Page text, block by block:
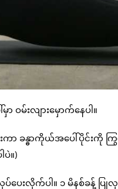
ဝမ်းလျားမှောက်နေပါ။
ခန္ဓာကိုယ်အပေါ်ပိုင်းကို က
။)
းလိုက်ပါ။ ၁ မိနစ်ခန့် ပြုလု